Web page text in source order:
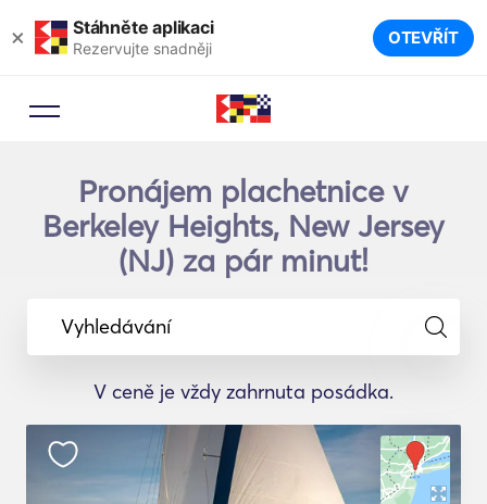
× Stáhněte aplikaci
Rezervujte snadněji OTEVŘÍT
Pronájem plachetnice v
Berkeley Heights, New Jersey
(NJ) za pár minut!
Vyhledávání
V ceně je vždy zahrnuta posádka.